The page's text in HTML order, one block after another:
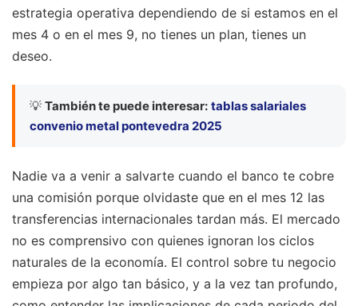
estrategia operativa dependiendo de si estamos en el
mes 4 o en el mes 9, no tienes un plan, tienes un
deseo.
💡 También te puede interesar: tablas salariales
convenio metal pontevedra 2025
Nadie va a venir a salvarte cuando el banco te cobre
una comisión porque olvidaste que en el mes 12 las
transferencias internacionales tardan más. El mercado
no es comprensivo con quienes ignoran los ciclos
naturales de la economía. El control sobre tu negocio
empieza por algo tan básico, y a la vez tan profundo,